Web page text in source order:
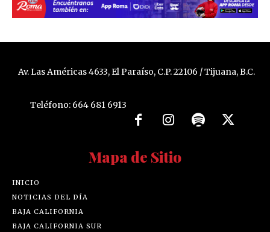
Av. Las Américas 4633, El Paraíso, C.P. 22106 / Tijuana, B.C.
Teléfono: 664 681 6913
Mapa de Sitio
INICIO
NOTICIAS DEL DÍA
BAJA CALIFORNIA
BAJA CALIFORNIA SUR